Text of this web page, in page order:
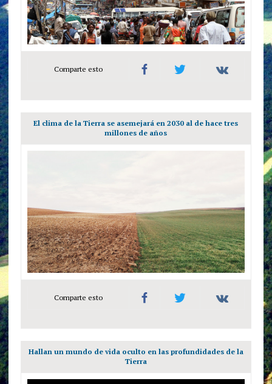
Comparte esto
El clima de la Tierra se asemejará en 2030 al de hace tres
millones de años
Comparte esto
Hallan un mundo de vida oculto en las profundidades de la
Tierra